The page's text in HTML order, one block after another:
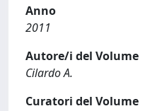
Anno
2011
Autore/i del Volume
Cilardo A.
Curatori del Volume